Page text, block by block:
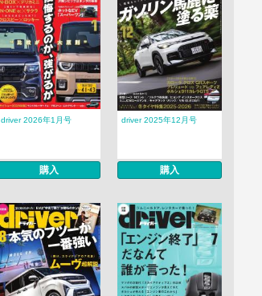
driver 2026年1月号
購入
driver 2025年12月号
購入